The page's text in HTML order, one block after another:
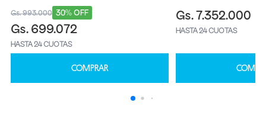
30% OFF
Gs. 993.000
Gs. 699.072
HASTA 24 CUOTAS
COMPRAR
Gs. 7.352.000
HASTA 24 CUOTAS